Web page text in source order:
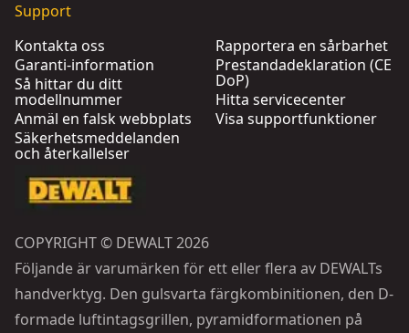
Support
Kontakta oss
Garanti-information
Så hittar du ditt
modellnummer
Anmäl en falsk webbplats
Säkerhetsmeddelanden
och återkallelser
Rapportera en sårbarhet
Prestandadeklaration (CE
DoP)
Hitta servicecenter
Visa supportfunktioner
COPYRIGHT © DEWALT 2026
Följande är varumärken för ett eller flera av DEWALTs
handverktyg. Den gulsvarta färgkombinitionen, den D-
formade luftintagsgrillen, pyramidformationen på